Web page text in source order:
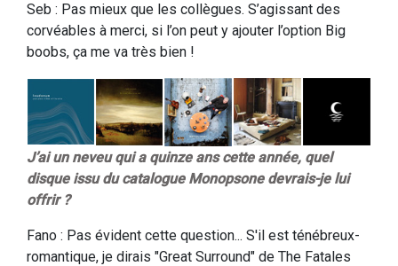
Seb : Pas mieux que les collègues. S’agissant des
corvéables à merci, si l’on peut y ajouter l’option Big
boobs, ça me va très bien !
J’ai un neveu qui a quinze ans cette année, quel
disque issu du catalogue Monopsone devrais-je lui
offrir ?
Fano : Pas évident cette question... S'il est ténébreux-
romantique, je dirais "Great Surround" de The Fatales